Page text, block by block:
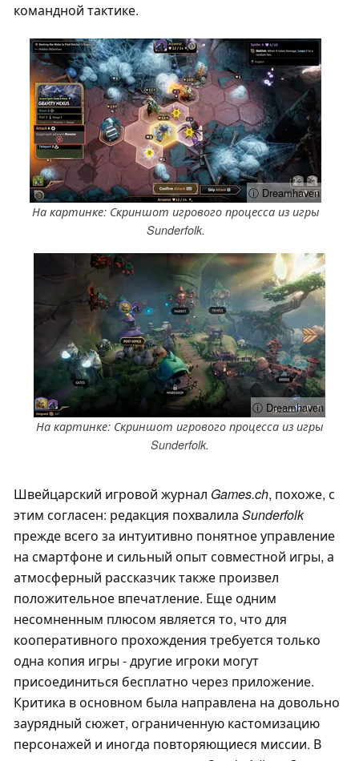
командной тактике.
ⓘ Dreamhaven
На картинке: Скриншот игрового процесса из игры
Sunderfolk.
ⓘ Dreamhaven
На картинке: Скриншот игрового процесса из игры
Sunderfolk.
Швейцарский игровой журнал Games.ch, похоже, с
этим согласен: редакция похвалила Sunderfolk
прежде всего за интуитивно понятное управление
на смартфоне и сильный опыт совместной игры, а
атмосферный рассказчик также произвел
положительное впечатление. Еще одним
несомненным плюсом является то, что для
кооперативного прохождения требуется только
одна копия игры - другие игроки могут
присоединиться бесплатно через приложение.
Критика в основном была направлена на довольно
заурядный сюжет, ограниченную кастомизацию
персонажей и иногда повторяющиеся миссии. В